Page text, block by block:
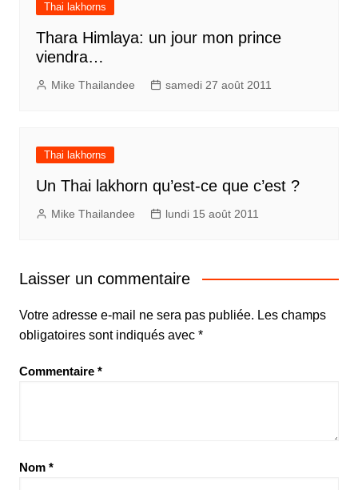
Thai lakhorns
Thara Himlaya: un jour mon prince
viendra…
Mike Thailandee samedi 27 août 2011
Thai lakhorns
Un Thai lakhorn qu’est-ce que c’est ?
Mike Thailandee lundi 15 août 2011
Laisser un commentaire
Votre adresse e-mail ne sera pas publiée. Les champs
obligatoires sont indiqués avec *
Commentaire *
Nom *